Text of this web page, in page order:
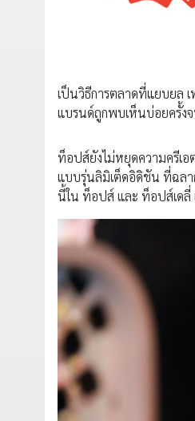
เป็นวิธีการตลาดที่แยบยล
แบรนด์ถูกพบเห็นบ่อยครั้งจ
ท็อปส์ยังไม่หยุดความครีเ
แบบรุ่นลิมิเต็ดอิดิชัน ที่ฉลา
นี้ใน ท็อปส์ และ ท็อปส์เดลี่